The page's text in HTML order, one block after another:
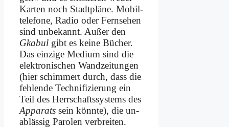
Kar­ten noch Stadt­plä­ne. Mo­bil­
te­le­fo­ne, Ra­dio oder Fern­se­hen
sind un­be­kannt. Au­ßer den
Gka­bul gibt es kei­ne Bü­cher.
Das ein­zi­ge Me­di­um sind die
elek­tro­ni­schen Wand­zei­tun­gen
(hier schim­mert durch, dass die
feh­len­de Tech­ni­fi­zie­rung ein
Teil des Herr­schafts­sy­stems des
Ap­pa­rats sein könn­te), die un­
ab­läs­sig Pa­ro­len ver­brei­ten.